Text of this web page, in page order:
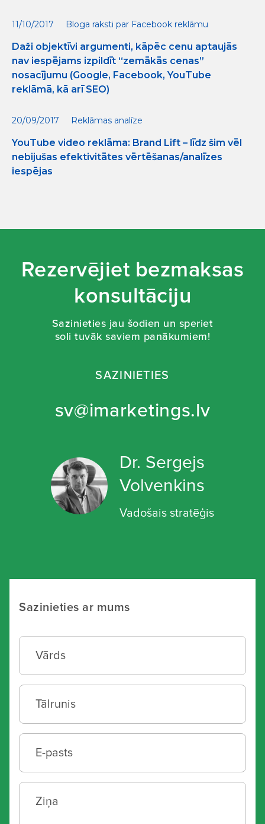
11/10/2017 Bloga raksti par Facebook reklāmu
Daži objektīvi argumenti, kāpēc cenu aptaujās
nav iespējams izpildīt “zemākās cenas”
nosacījumu (Google, Facebook, YouTube
reklāmā, kā arī SEO)
20/09/2017 Reklāmas analīze
YouTube video reklāma: Brand Lift – līdz šim vēl
nebijušas efektivitātes vērtēšanas/analīzes
iespējas
Rezervējiet bezmaksas
konsultāciju
Sazinieties jau šodien un speriet
soli tuvāk saviem panākumiem!
SAZINIETIES
sv@imarketings.lv
Dr. Sergejs
Volvenkins
Vadošais stratēģis
Sazinieties ar mums